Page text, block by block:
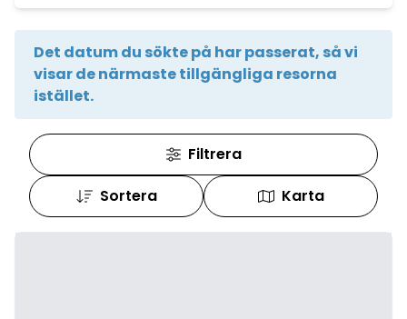
Det datum du sökte på har passerat, så vi
visar de närmaste tillgängliga resorna
istället.
Filtrera
Sortera
Karta